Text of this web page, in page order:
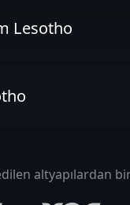
Lesotho
altyapılardan